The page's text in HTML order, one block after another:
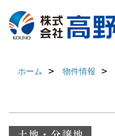
ホーム 物件情報